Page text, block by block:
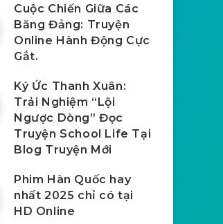
Cuộc Chiến Giữa Các
Băng Đảng: Truyện
Online Hành Động Cực
Gắt.
Ký Ức Thanh Xuân:
Trải Nghiệm “Lội
Ngược Dòng” Đọc
Truyện School Life Tại
Blog Truyện Mới
Phim Hàn Quốc hay
nhất 2025 chỉ có tại
HD Online